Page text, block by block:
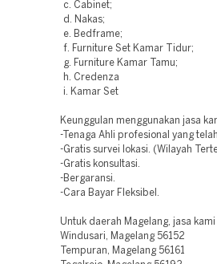
c. Cabinet;
d. Nakas;
e. Bedframe;
f. Furniture Set Kamar Tidur;
g. Furniture Kamar Tamu;
h. Credenza
i. Kamar Set
Keunggulan menggunakan jasa
-Tenaga Ahli profesional yang
-Gratis survei lokasi. (Wilayah
-Gratis konsultasi.
-Bergaransi.
-Cara Bayar Fleksibel.
Untuk daerah Magelang, jasa
Windusari, Magelang 56152
Tempuran, Magelang 56161